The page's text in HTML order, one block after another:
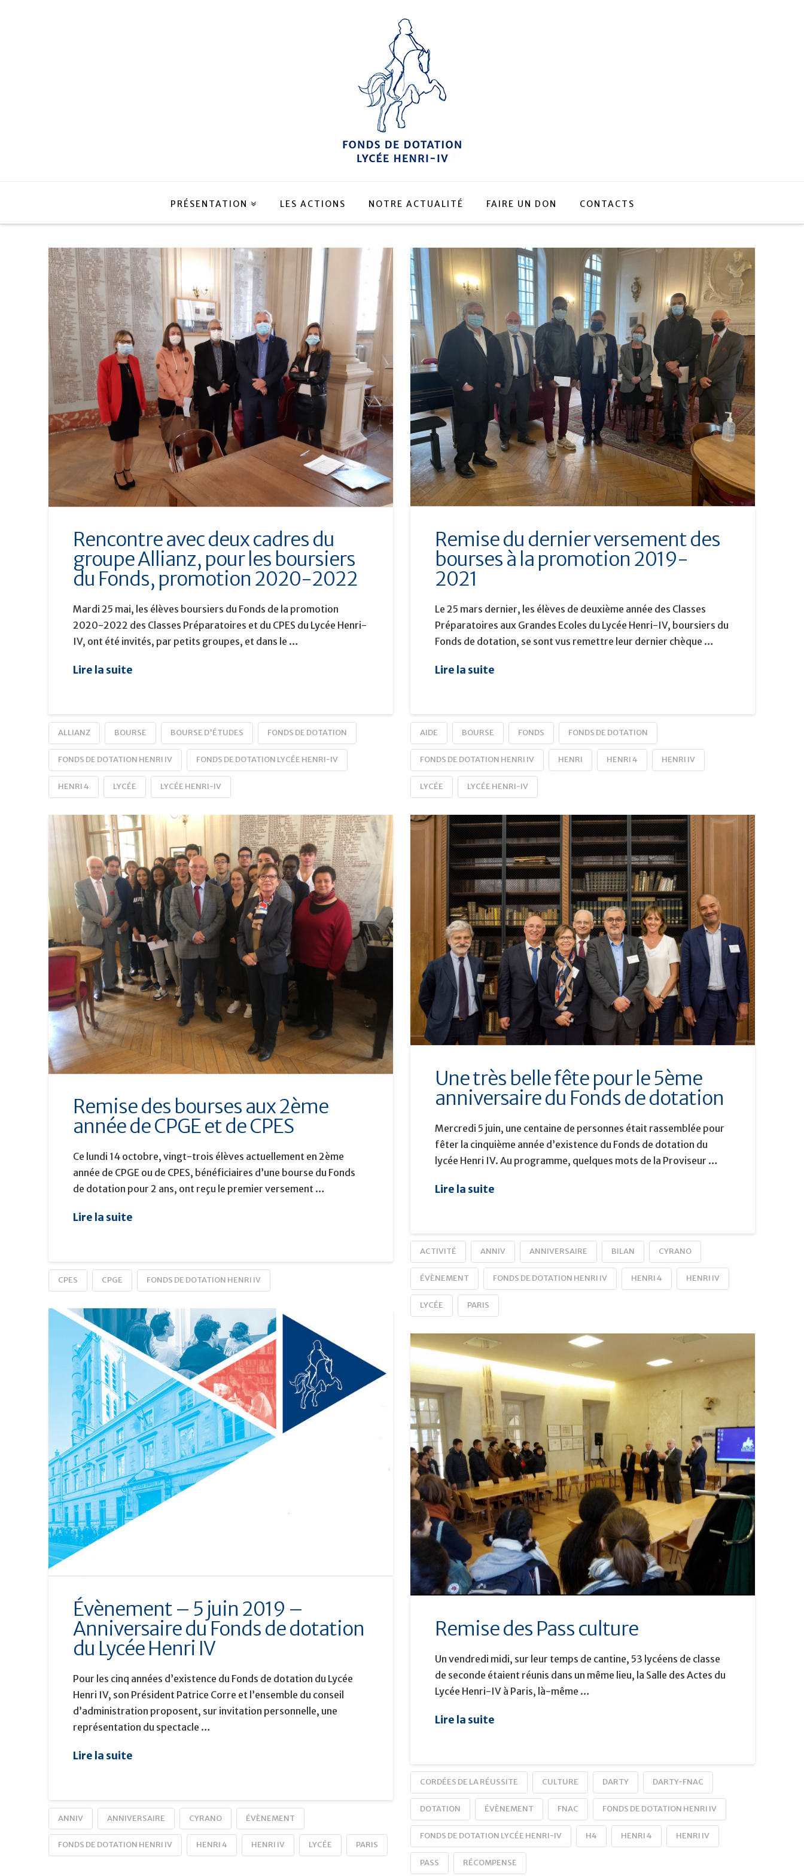
PRÉSENTATION LES ACTIONS NOTRE ACTUALITÉ FAIRE UN DON CONTACTS
Rencontre avec deux cadres du
groupe Allianz, pour les boursiers
du Fonds, promotion 2020-2022
Mardi 25 mai, les élèves boursiers du Fonds de la promotion
2020-2022 des Classes Préparatoires et du CPES du Lycée Henri-
IV, ont été invités, par petits groupes, et dans le …
Lire la suite
ALLIANZ BOURSE BOURSE D'ÉTUDES FONDS DE DOTATION
FONDS DE DOTATION HENRI IV FONDS DE DOTATION LYCÉE HENRI-IV
HENRI 4 LYCÉE LYCÉE HENRI-IV
Remise du dernier versement des
bourses à la promotion 2019-
2021
Le 25 mars dernier, les élèves de deuxième année des Classes
Préparatoires aux Grandes Ecoles du Lycée Henri-IV, boursiers du
Fonds de dotation, se sont vus remettre leur dernier chèque …
Lire la suite
AIDE BOURSE FONDS FONDS DE DOTATION
FONDS DE DOTATION HENRI IV HENRI HENRI 4 HENRI IV
LYCÉE LYCÉE HENRI-IV
Remise des bourses aux 2ème
année de CPGE et de CPES
Ce lundi 14 octobre, vingt-trois élèves actuellement en 2ème
année de CPGE ou de CPES, bénéficiaires d’une bourse du Fonds
de dotation pour 2 ans, ont reçu le premier versement …
Lire la suite
CPES CPGE FONDS DE DOTATION HENRI IV
Une très belle fête pour le 5ème
anniversaire du Fonds de dotation
Mercredi 5 juin, une centaine de personnes était rassemblée pour
fêter la cinquième année d’existence du Fonds de dotation du
lycée Henri IV. Au programme, quelques mots de la Proviseur …
Lire la suite
ACTIVITÉ ANNIV ANNIVERSAIRE BILAN CYRANO
ÉVÈNEMENT FONDS DE DOTATION HENRI IV HENRI 4 HENRI IV
LYCÉE PARIS
Évènement – 5 juin 2019 –
Anniversaire du Fonds de dotation
du Lycée Henri IV
Pour les cinq années d’existence du Fonds de dotation du Lycée
Henri IV, son Président Patrice Corre et l’ensemble du conseil
d’administration proposent, sur invitation personnelle, une
représentation du spectacle …
Lire la suite
ANNIV ANNIVERSAIRE CYRANO ÉVÈNEMENT
FONDS DE DOTATION HENRI IV HENRI 4 HENRI IV LYCÉE PARIS
Remise des Pass culture
Un vendredi midi, sur leur temps de cantine, 53 lycéens de classe
de seconde étaient réunis dans un même lieu, la Salle des Actes du
Lycée Henri-IV à Paris, là-même …
Lire la suite
CORDÉES DE LA RÉUSSITE CULTURE DARTY DARTY-FNAC
DOTATION ÉVÈNEMENT FNAC FONDS DE DOTATION HENRI IV
FONDS DE DOTATION LYCÉE HENRI-IV H4 HENRI 4 HENRI IV
PASS RÉCOMPENSE